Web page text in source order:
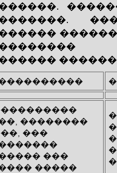
��������
���
���
�����